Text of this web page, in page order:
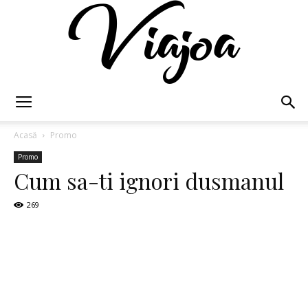
Acasă Promo
Promo
Cum sa-ti ignori dusmanul
269